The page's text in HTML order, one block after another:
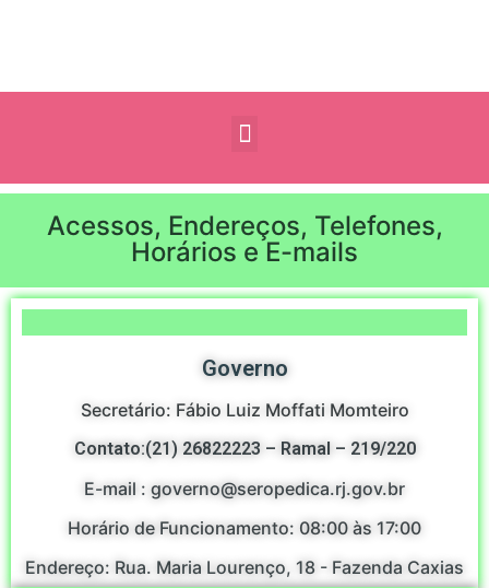
Acessos, Endereços, Telefones,
Horários e E-mails
Governo
Secretário: Fábio Luiz Moffati Momteiro
Contato:(21) 26822223 – Ramal – 219/220
E-mail : governo@seropedica.rj.gov.br
Horário de Funcionamento: 08:00 às 17:00
Endereço: Rua. Maria Lourenço, 18 - Fazenda Caxias